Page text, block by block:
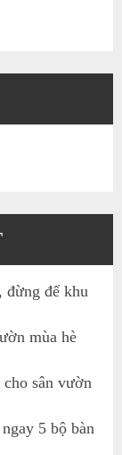
đừng để khu
mùa hè
sân vườn
5 bộ bàn